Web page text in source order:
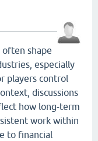
shape
especially
players control
discussions
how long-term
work within
to financial